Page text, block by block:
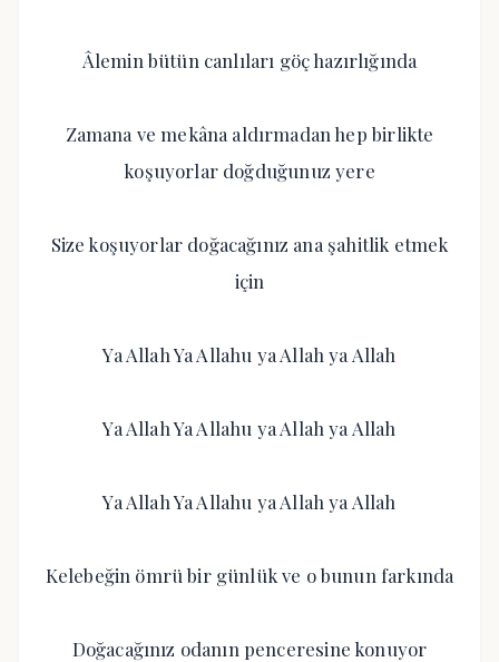
Âlemin bütün canlıları göç hazırlığında
Zamana ve mekâna aldırmadan hep birlikte
koşuyorlar doğduğunuz yere
Size koşuyorlar doğacağınız ana şahitlik etmek
için
Ya Allah Ya Allahu ya Allah ya Allah
Ya Allah Ya Allahu ya Allah ya Allah
Ya Allah Ya Allahu ya Allah ya Allah
Kelebeğin ömrü bir günlük ve o bunun farkında
Doğacağınız odanın penceresine konuyor